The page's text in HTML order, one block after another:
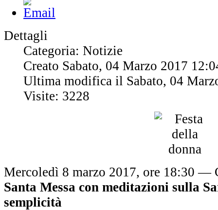
Dettagli
Categoria: Notizie
Creato Sabato, 04 Marzo 2017
Ultima modifica il Sabato, 04
Visite: 3228
Mercoledì 8 marzo 2017, ore 18:30 —
Santa Messa con meditazioni sulla
semplicità